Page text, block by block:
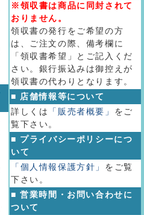
※領収書は商品に同封されて
おりません。
領収書の発行をご希望の方
は、ご注文の際、備考欄に
「領収書希望」とご記入くだ
さい。銀行振込みは御控えが
領収書の代わりとなります。
■ 店舗情報等について
詳しくは
「販売者概要」 をご
覧下さい。
■ プライバシーポリシーにつ
いて
「個人情報保護方針」 をご覧
下さい。
■ 営業時間・お問い合わせに
ついて